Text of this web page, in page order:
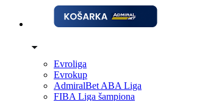
Evroliga
Evrokup
AdmiralBet ABA Liga
FIBA Liga šampiona